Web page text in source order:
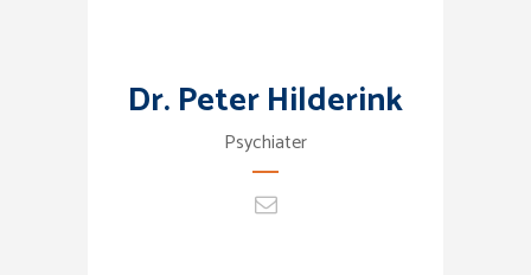
Dr. Peter Hilderink
Psychiater